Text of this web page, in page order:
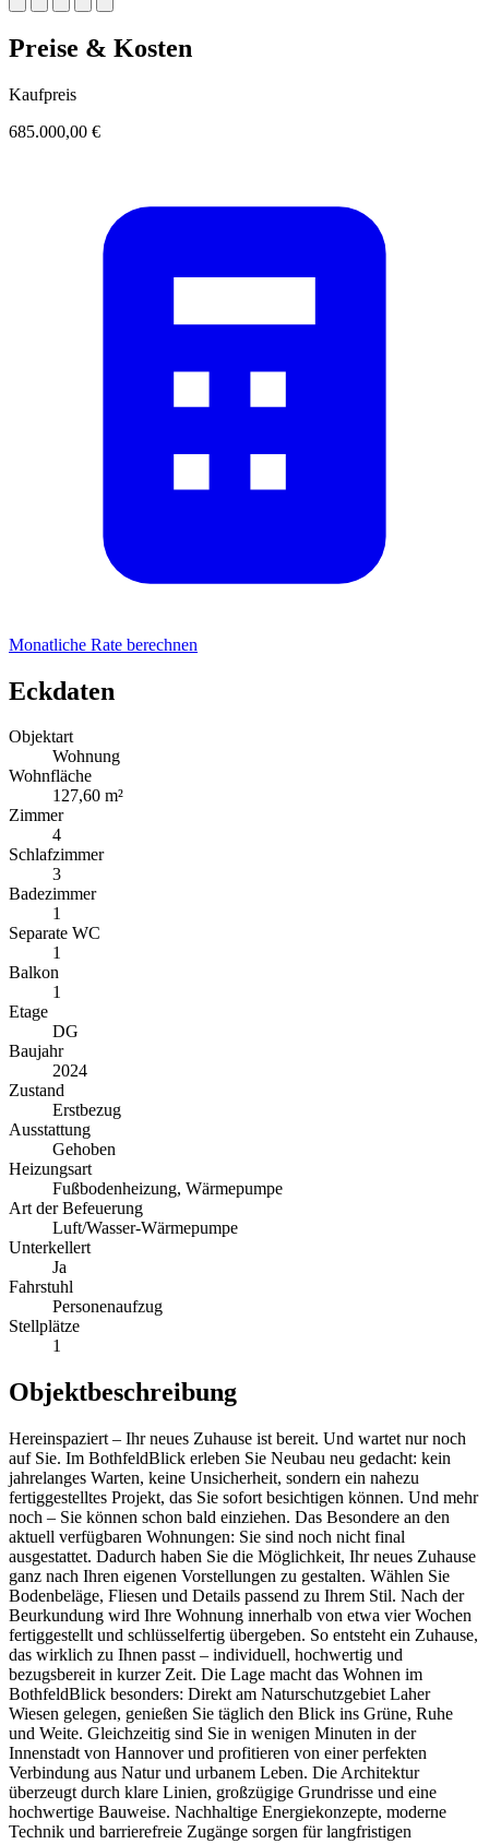
Preise & Kosten
Kaufpreis
685.000,00 €
Monatliche Rate berechnen
Eckdaten
Objektart
Wohnung
Wohnfläche
127,60 m²
Zimmer
4
Schlafzimmer
3
Badezimmer
1
Separate WC
1
Balkon
1
Etage
DG
Baujahr
2024
Zustand
Erstbezug
Ausstattung
Gehoben
Heizungsart
Fußbodenheizung, Wärmepumpe
Art der Befeuerung
Luft/Wasser-Wärmepumpe
Unterkellert
Ja
Fahrstuhl
Personenaufzug
Stellplätze
1
Objektbeschreibung
Hereinspaziert – Ihr neues Zuhause ist bereit. Und wartet nur noch
auf Sie. Im BothfeldBlick erleben Sie Neubau neu gedacht: kein
jahrelanges Warten, keine Unsicherheit, sondern ein nahezu
fertiggestelltes Projekt, das Sie sofort besichtigen können. Und mehr
noch – Sie können schon bald einziehen. Das Besondere an den
aktuell verfügbaren Wohnungen: Sie sind noch nicht final
ausgestattet. Dadurch haben Sie die Möglichkeit, Ihr neues Zuhause
ganz nach Ihren eigenen Vorstellungen zu gestalten. Wählen Sie
Bodenbeläge, Fliesen und Details passend zu Ihrem Stil. Nach der
Beurkundung wird Ihre Wohnung innerhalb von etwa vier Wochen
fertiggestellt und schlüsselfertig übergeben. So entsteht ein Zuhause,
das wirklich zu Ihnen passt – individuell, hochwertig und
bezugsbereit in kurzer Zeit. Die Lage macht das Wohnen im
BothfeldBlick besonders: Direkt am Naturschutzgebiet Laher
Wiesen gelegen, genießen Sie täglich den Blick ins Grüne, Ruhe
und Weite. Gleichzeitig sind Sie in wenigen Minuten in der
Innenstadt von Hannover und profitieren von einer perfekten
Verbindung aus Natur und urbanem Leben. Die Architektur
überzeugt durch klare Linien, großzügige Grundrisse und eine
hochwertige Bauweise. Nachhaltige Energiekonzepte, moderne
Technik und barrierefreie Zugänge sorgen für langfristigen